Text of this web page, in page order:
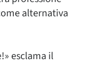
alternativa
esclama il